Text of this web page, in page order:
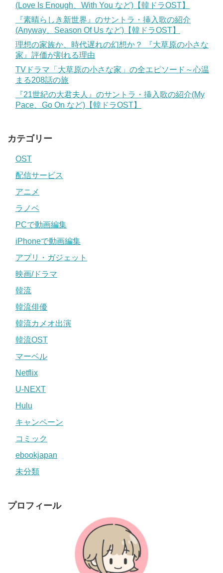
(Love Is Enough、With You など)【韓ドラOST】
『素晴らしき新世界』のサントラ・挿入歌の紹介
(Anyway、Season Of Us など)【韓ドラOST】
理想の家族か、時代遅れの幻想か？ 『大草原の小さな
家』評価が割れる理由
TVドラマ「大草原の小さな家」の全エピソード～心温
まる208話の旅
『21世紀の大君夫人』のサントラ・挿入歌の紹介(My
Pace、Go On など)【韓ドラOST】
カテゴリー
OST
配信サービス
アニメ
ラノベ
PCで動画編集
iPhoneで動画編集
アプリ・ガジェット
映画/ドラマ
韓流
韓流俳優
韓流カメオ出演
韓流OST
マーベル
Netflix
U-NEXT
Hulu
キャンペーン
コミック
ebookjapan
未分類
プロフィール